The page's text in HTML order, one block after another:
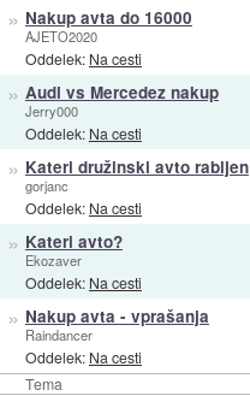
Tema
» Nakup avta do 16000
AJETO2020
Oddelek: Na cesti
» Audi vs Mercedez nakup
Jerry000
Oddelek: Na cesti
» Kateri družinski avto rabljen
gorjanc
Oddelek: Na cesti
» Kateri avto?
Ekozaver
Oddelek: Na cesti
» Nakup avta - vprašanja
Raindancer
Oddelek: Na cesti